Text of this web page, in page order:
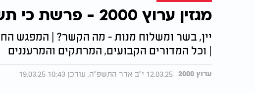
מגזין ערוץ 2000 - פרשת כי תשא
יין, בשר ומשלוח מנות - מה הקשר? | המפגש
| וכל המדורים הקבועים, המרתקים והמרעננים
ערוץ 2000 12.03.25 י"ב אדר התשפ"ה, עודכן 10:43 19.03.25